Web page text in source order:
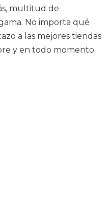
multitud de
No importa qué
a las mejores tiendas
y en todo momento